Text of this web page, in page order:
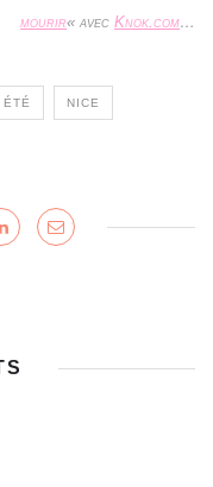
mourir« avec Knok.com…
ÉTÉ NICE